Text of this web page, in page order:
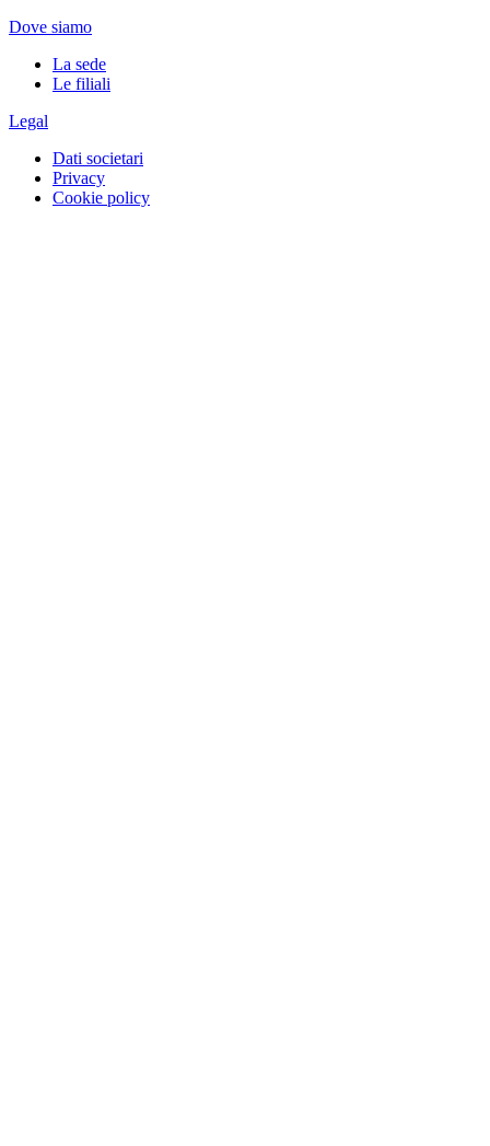
Dove siamo
La sede
Le filiali
Legal
Dati societari
Privacy
Cookie policy